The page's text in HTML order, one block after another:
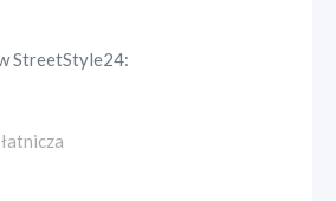
StreetStyle24: